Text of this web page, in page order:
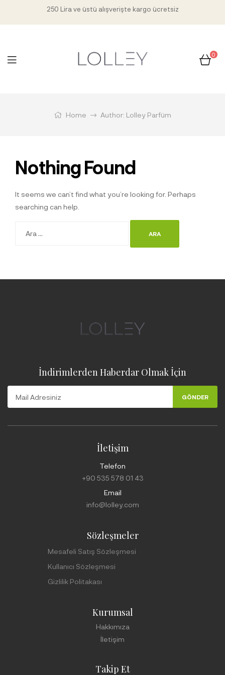
250 Lira ve üstü alışverişte kargo ücretsiz
0
Home Author: Lolley Parfüm
Nothing Found
It seems we can’t find what you’re looking for. Perhaps
searching can help.
İndirimlerden Haberdar Olmak İçin
GÖNDER
İletişim
Telefon
+90 535 578 01 43
Email
info@lolley.com
Sözleşmeler
Mesafeli Satış Sözleşmesi
Kullanıcı Sözleşmesi
Gizlilik Politakası
Kurumsal
Hakkımıza
İletişim
Takip Et